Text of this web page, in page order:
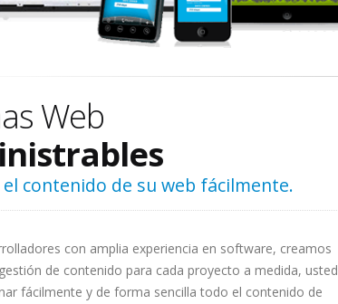
Web
contenido de su web fácilmente.
con amplia experiencia en software, creamos
de contenido para cada proyecto a medida, usted
fácilmente y de forma sencilla todo el contenido de